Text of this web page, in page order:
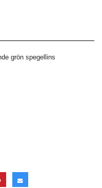
grön spegellins